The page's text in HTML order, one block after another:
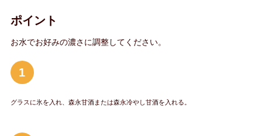
ポイント
お水でお好みの濃さに調整してください。
1
グラスに氷を入れ、森永甘酒または森永冷やし甘酒を入れる。